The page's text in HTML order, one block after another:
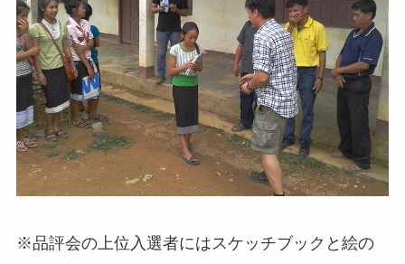
※品評会の上位入選者にはスケッチブックと絵の